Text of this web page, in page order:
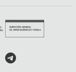
facebook
a spotify
Link a